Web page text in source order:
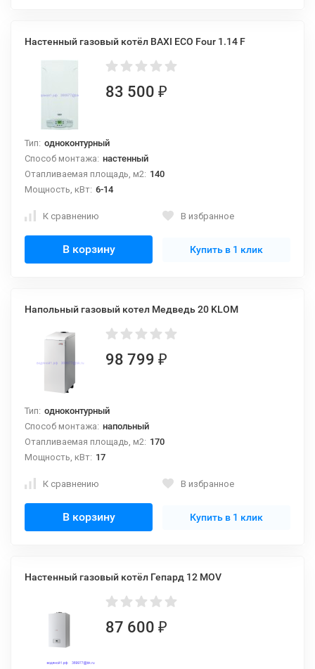
Настенный газовый котёл BAXI ECO Four 1.14 F
83 500 ₽
Тип: одноконтурный
Способ монтажа: настенный
Отапливаемая площадь, м2: 140
Мощность, кВт: 6-14
К сравнению В избранное
В корзину Купить в 1 клик
Напольный газовый котел Медведь 20 KLOM
98 799 ₽
Тип: одноконтурный
Способ монтажа: напольный
Отапливаемая площадь, м2: 170
Мощность, кВт: 17
К сравнению В избранное
В корзину Купить в 1 клик
Настенный газовый котёл Гепард 12 MOV
87 600 ₽